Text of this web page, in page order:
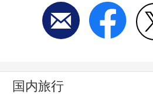
国内旅行